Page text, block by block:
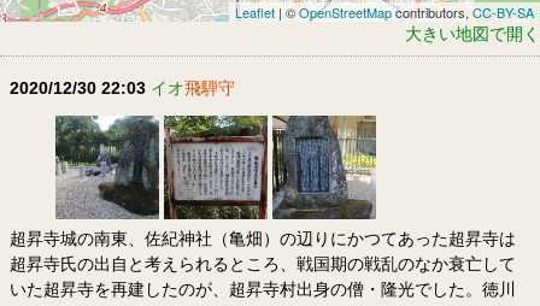
Leaflet| ©OpenStreetMapcontributors,CC-BY-SA
大きい地図で開く
2020/12/30 22:03 イオ飛騨守
超昇寺城の南東、佐紀神社（亀畑）の辺りにかつてあった超昇寺は
超昇寺氏の出自と考えられるところ、戦国期の戦乱のなか衰亡して
いた超昇寺を再建したのが、超昇寺村出身の僧・隆光でした。徳川